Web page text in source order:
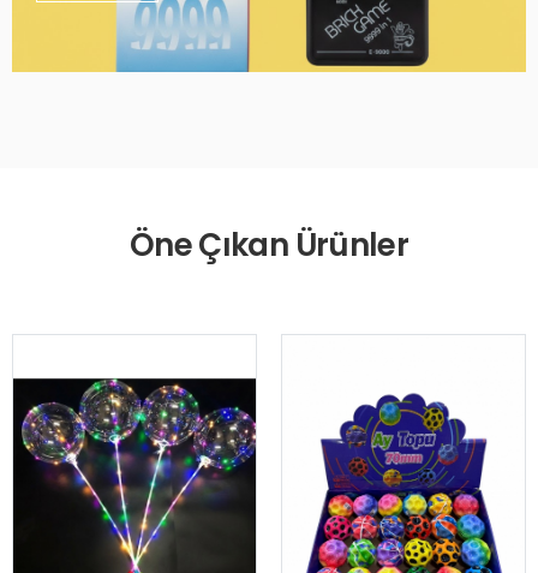
Öne Çıkan Ürünler